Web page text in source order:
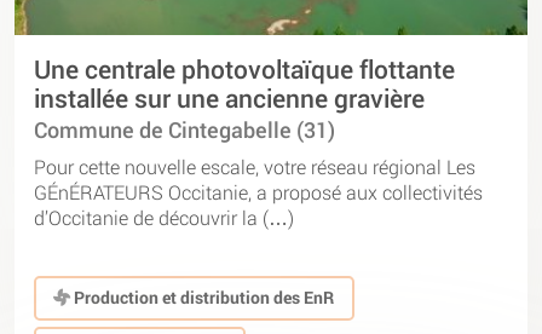
Une centrale photovoltaïque flottante
installée sur une ancienne gravière
Commune de Cintegabelle (31)
Pour cette nouvelle escale, votre réseau régional Les
GÉnÉRATEURS Occitanie, a proposé aux collectivités
d’Occitanie de découvrir la (…)
Production et distribution des EnR